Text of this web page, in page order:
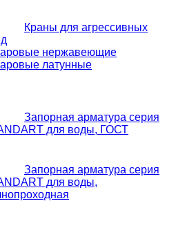
Краны для агрессивных
нержавеющие
латунные
Запорная арматура серия
для воды, ГОСТ
Запорная арматура серия
для воды,